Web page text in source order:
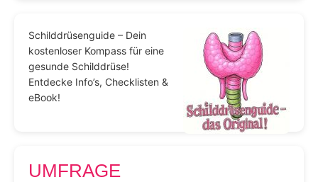
Schilddrüsenguide – Dein
kostenloser Kompass für eine
gesunde Schilddrüse!
Entdecke Info’s, Checklisten &
eBook!
UMFRAGE